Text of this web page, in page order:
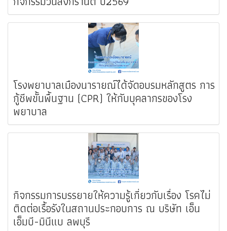
โรงพยาบาลเมืองนารายณ์ได้จัดอบรมหลักสูตร การ
กู้ชีพขั้นพื้นฐาน (CPR) ให้กับบุคลากรของโรง
พยาบาล
กิจกรรมการบรรยายให้ความรู้เกี่ยวกับเรื่อง โรคไม่
ติดต่อเรื้อรังในสถานประกอบการ ณ บริษัท เอ็น
เอ็มบี-มินีแบ ลพบุรี